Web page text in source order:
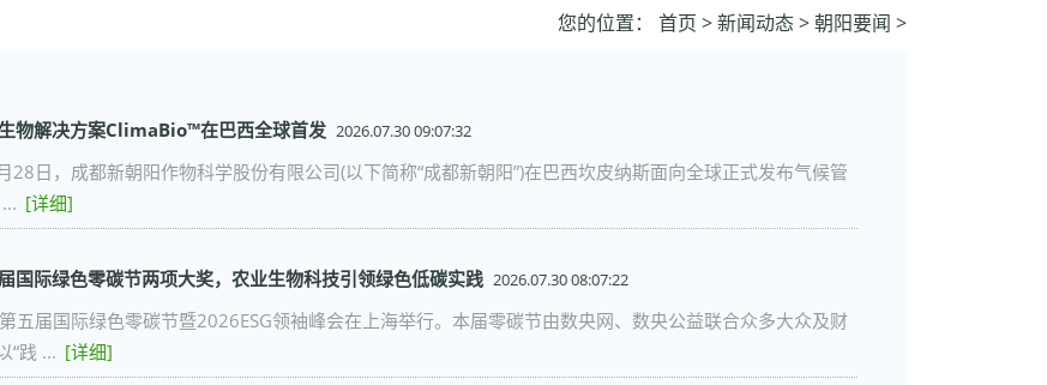
您的位置： 首页 >新闻动态>朝阳要闻 >
物解决方案ClimaBio™在巴西全球首发 2026.07.30 09:07:32
28日，成都新朝阳作物科学股份有限公司(以下简称“成都新朝阳”)在巴西坎皮纳斯面向全球正式发布气候管
[详细]
国际绿色零碳节两项大奖，农业生物科技引领绿色低碳实践 2026.07.30 08:07:22
五届国际绿色零碳节暨2026ESG领袖峰会在上海举行。本届零碳节由数央网、数央公益联合众多大众及财
“践 ... [详细]